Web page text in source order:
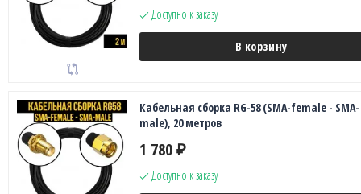
Доступно к заказу
В корзину
Кабельная сборка RG-58 (SMA-female - SMA-
male), 20 метров
1 780 ₽
Доступно к заказу